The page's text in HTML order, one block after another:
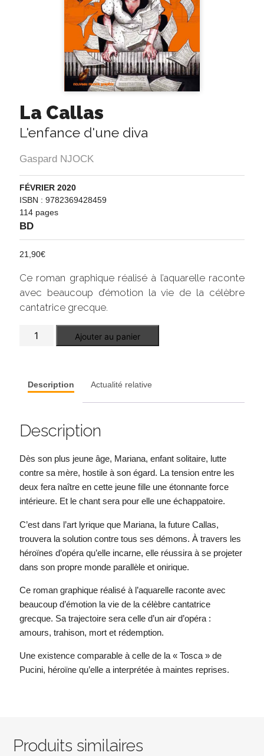
La Callas
L'enfance d'une diva
Gaspard NJOCK
FÉVRIER 2020
ISBN : 9782369428459
114 pages
BD
21,90€
Ce roman graphique réalisé à l’aquarelle raconte
avec beaucoup d’émotion la vie de la célèbre
cantatrice grecque.
Ajouter au panier
Description Actualité relative
Description
Dès son plus jeune âge, Mariana, enfant solitaire, lutte
contre sa mère, hostile à son égard. La tension entre les
deux fera naître en cette jeune fille une étonnante force
intérieure. Et le chant sera pour elle une échappatoire.
C’est dans l’art lyrique que Mariana, la future Callas,
trouvera la solution contre tous ses démons. À travers les
héroïnes d’opéra qu’elle incarne, elle réussira à se projeter
dans son propre monde parallèle et onirique.
Ce roman graphique réalisé à l’aquarelle raconte avec
beaucoup d’émotion la vie de la célèbre cantatrice
grecque. Sa trajectoire sera celle d’un air d’opéra :
amours, trahison, mort et rédemption.
Une existence comparable à celle de la « Tosca » de
Pucini, héroïne qu’elle a interprétée à maintes reprises.
Produits similaires